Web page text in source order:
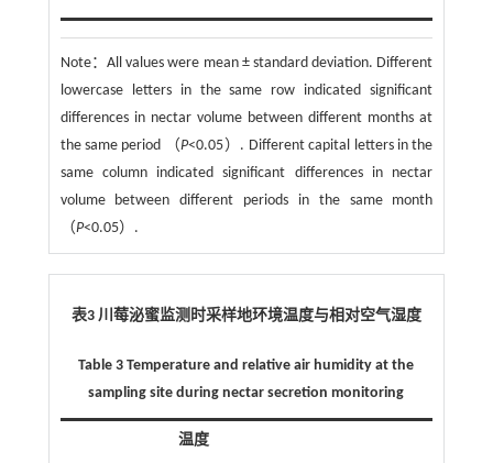
Note： All values were mean ± standard deviation. Different
lowercase letters in the same row indicated significant
differences in nectar volume between different months at
the same period （P<0.05）. Different capital letters in the
same column indicated significant differences in nectar
volume between different periods in the same month
（P<0.05）.
表3 川莓泌蜜监测时采样地环境温度与相对空气湿度
Table 3 Temperature and relative air humidity at the
sampling site during nectar secretion monitoring
温度